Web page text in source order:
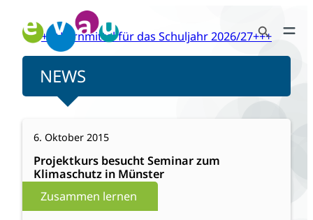
Inhalt
springen
Search
for:
+++Lernmittel für das Schuljahr 2026/27+++
NEWS
Zusammen lernen
6. Oktober 2015
Projektkurs besucht Seminar zum
Klimaschutz in Münster
Projektkurs
besucht
Seminar
zum
Klimaschutz